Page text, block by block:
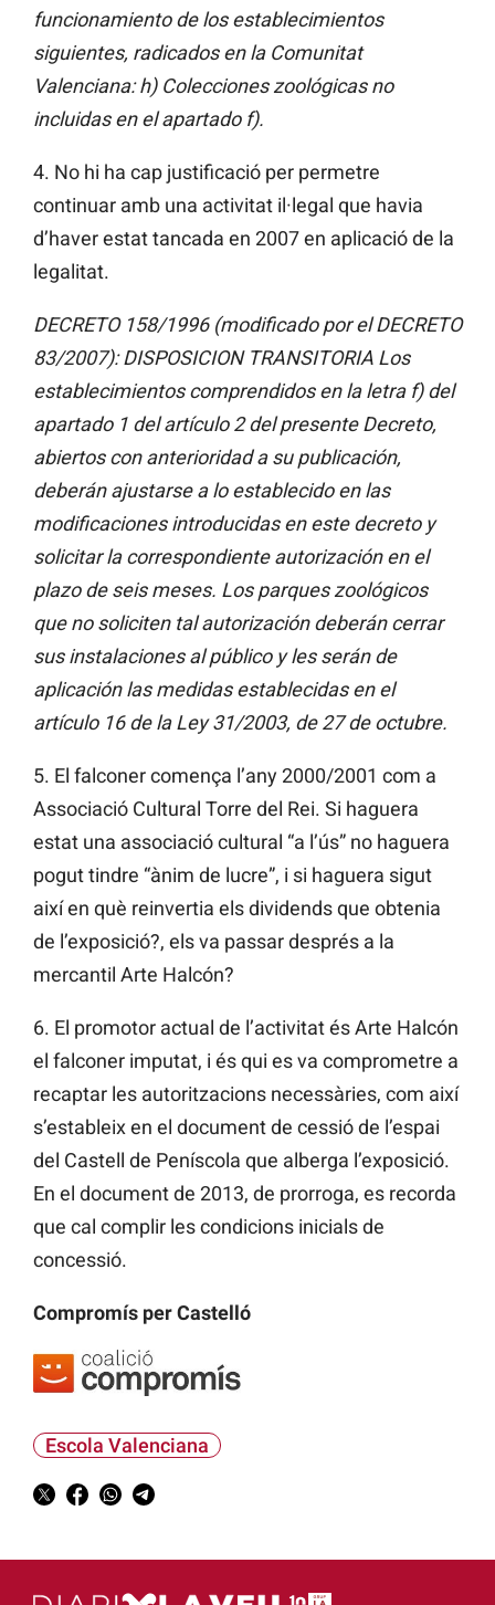
funcionamiento de los establecimientos
siguientes, radicados en la Comunitat
Valenciana: h) Colecciones zoológicas no
incluidas en el apartado f).
4. No hi ha cap justificació per permetre
continuar amb una activitat il·legal que havia
d’haver estat tancada en 2007 en aplicació de la
legalitat.
DECRETO 158/1996 (modificado por el DECRETO
83/2007): DISPOSICION TRANSITORIA Los
establecimientos comprendidos en la letra f) del
apartado 1 del artículo 2 del presente Decreto,
abiertos con anterioridad a su publicación,
deberán ajustarse a lo establecido en las
modificaciones introducidas en este decreto y
solicitar la correspondiente autorización en el
plazo de seis meses. Los parques zoológicos
que no soliciten tal autorización deberán cerrar
sus instalaciones al público y les serán de
aplicación las medidas establecidas en el
artículo 16 de la Ley 31/2003, de 27 de octubre.
5. El falconer comença l’any 2000/2001 com a
Associació Cultural Torre del Rei. Si haguera
estat una associació cultural “a l’ús” no haguera
pogut tindre “ànim de lucre”, i si haguera sigut
així en què reinvertia els dividends que obtenia
de l’exposició?, els va passar després a la
mercantil Arte Halcón?
6. El promotor actual de l’activitat és Arte Halcón
el falconer imputat, i és qui es va comprometre a
recaptar les autoritzacions necessàries, com així
s’estableix en el document de cessió de l’espai
del Castell de Peníscola que alberga l’exposició.
En el document de 2013, de prorroga, es recorda
que cal complir les condicions inicials de
concessió.
Compromís per Castelló
Escola Valenciana